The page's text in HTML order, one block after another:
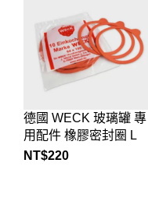
德國 WECK 玻璃罐 專
用配件 橡膠密封圈 S
10入
NT$220